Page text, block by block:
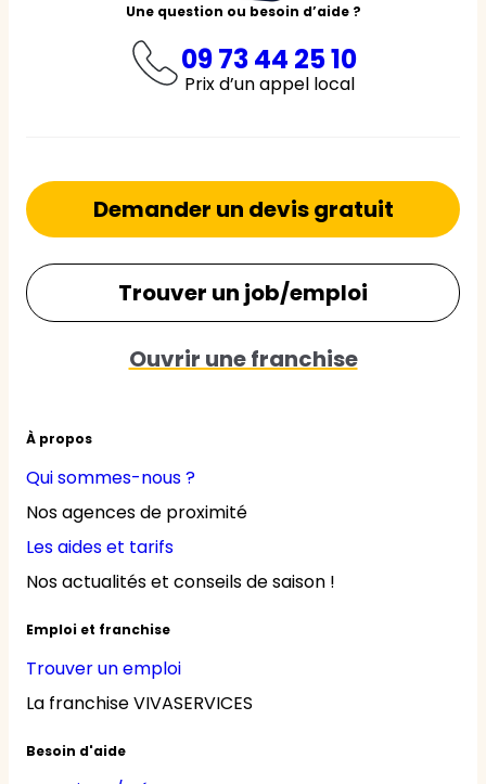
Une question ou besoin d’aide ?
09 73 44 25 10
Prix d’un appel local
À propos
Qui sommes-nous ?
Nos agences de proximité
Les aides et tarifs
Nos actualités et conseils de saison !
Emploi et franchise
Trouver un emploi
La franchise VIVASERVICES
Besoin d'aide
Demander un devis gratuit
Trouver un job/emploi
Ouvrir une franchise